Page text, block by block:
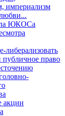
империализм
ЮКОСа
либерализовать
право
акции